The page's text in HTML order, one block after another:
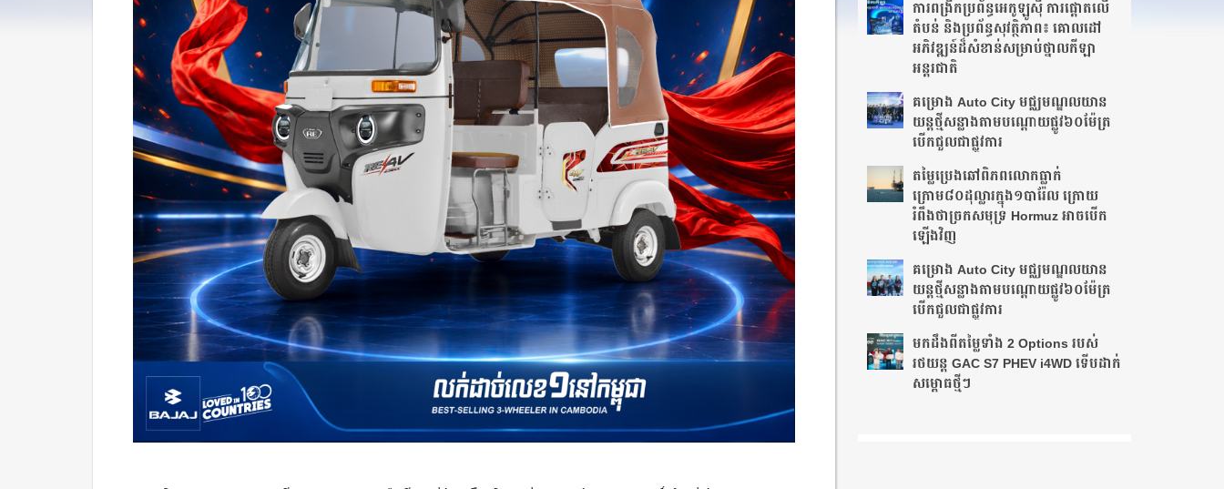
ការពង្រីកប្រព័ន្ធអេកូឡូស៊ី ការផ្តោតលើ
តំបន់ និងប្រព័ន្ធសុវត្ថិភាព៖ គោលដៅ
អភិវឌ្ឍន៍ដ៏សំខាន់សម្រាប់ថ្នាលកីឡា
អន្តរជាតិ
គម្រោង Auto City មជ្ឈមណ្ឌលយាន
យន្តថ្មីសន្លាង​តាមបណ្តោយផ្លូវ​​៦០ម៉ែត្រ​
បើកជួលជាផ្លូវការ
តម្លៃប្រេងឆៅពិភពលោកធ្លាក់
ក្រោម៨០ដុល្លារក្នុង១បារ៉ែល ក្រោយ
រំពឹងថា​ច្រកសមុទ្រ Hormuz អាចបើក
ឡើងវិញ
គម្រោង Auto City មជ្ឈមណ្ឌលយាន
យន្តថ្មីសន្លាង​តាមបណ្តោយផ្លូវ​​៦០ម៉ែត្រ​
បើកជួលជាផ្លូវការ
មកដឹងពីតម្លៃទាំង 2 Options របស់
រថយន្ត GAC S7 PHEV i4WD ទើបដាក់
សម្ពោធថ្មីៗ